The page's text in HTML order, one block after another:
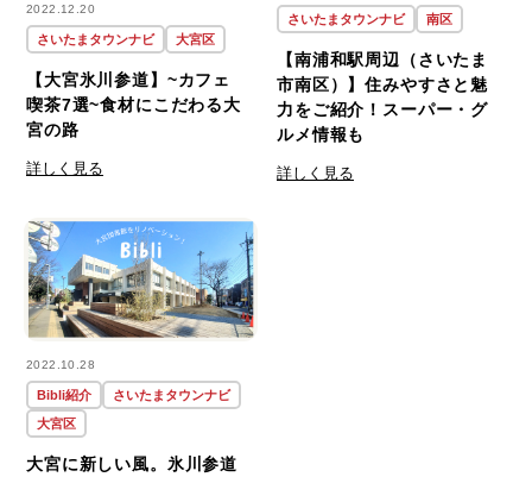
2022.12.20
さいたまタウンナビ 大宮区
【大宮氷川参道】~カフェ
喫茶7選~食材にこだわる大
宮の路
詳しく見る
さいたまタウンナビ 南区
【南浦和駅周辺（さいたま
市南区）】住みやすさと魅
力をご紹介！スーパー・グ
ルメ情報も
詳しく見る
2022.10.28
Bibli紹介
さいたまタウンナビ
大宮区
大宮に新しい風。氷川参道